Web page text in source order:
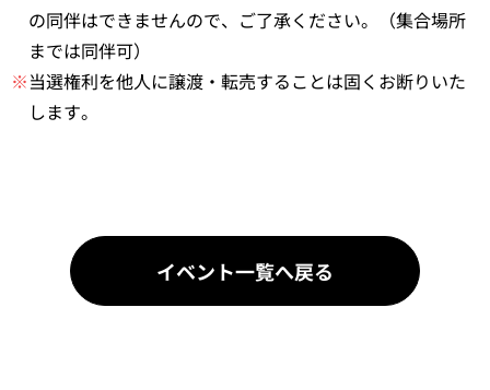
の同伴はできませんので、ご了承ください。（集合場所
までは同伴可）
※当選権利を他人に譲渡・転売することは固くお断りいた
します。
イベント一覧へ戻る